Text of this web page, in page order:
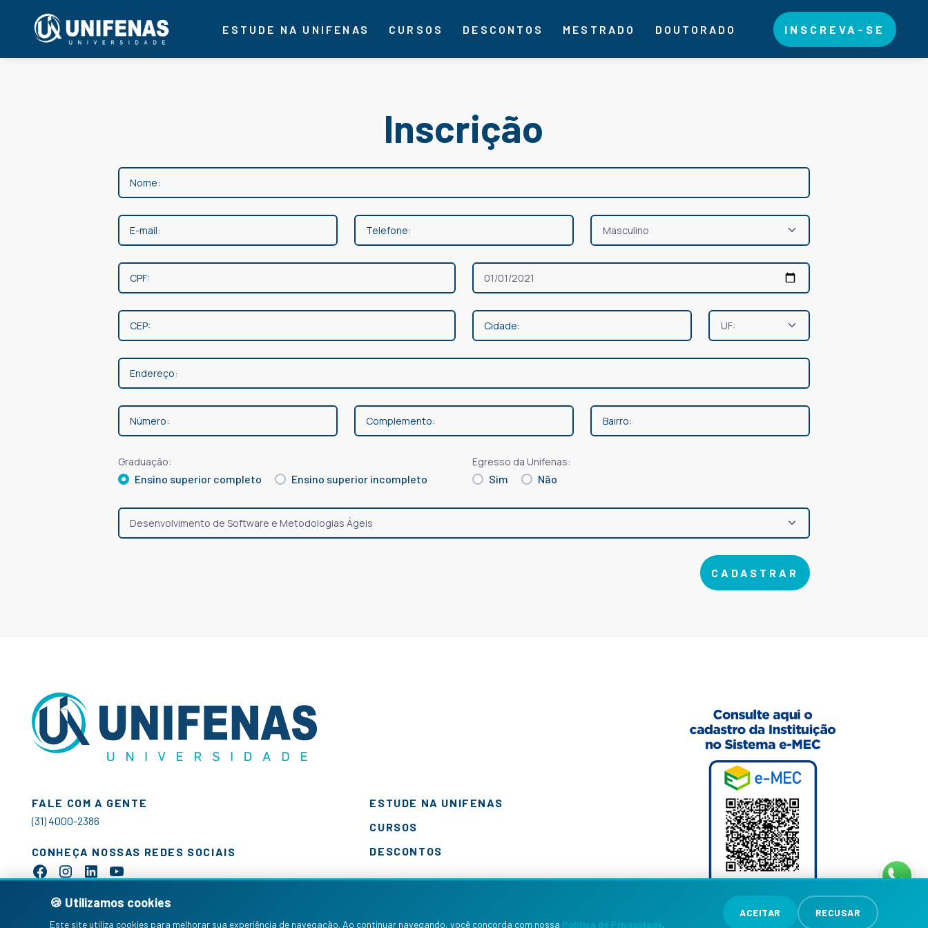
ESTUDE NA UNIFENAS CURSOS DESCONTOS MESTRADO DOUTORADO INSCREVA-SE
Inscrição
Graduação:
Ensino superior completo
Ensino superior incompleto
Egresso da Unifenas:
Sim
Não
CADASTRAR
FALE COM A GENTE
(31) 4000-2386
CONHEÇA NOSSAS REDES SOCIAIS
ESTUDE NA UNIFENAS
CURSOS
DESCONTOS
🍪 Utilizamos cookies
Este site utiliza cookies para melhorar sua experiência de navegação. Ao continuar navegando, você concorda com nossa Política de Privacidade.
ACEITAR RECUSAR